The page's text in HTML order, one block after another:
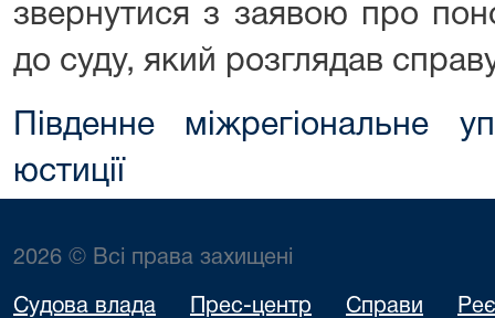
звернутися з заявою про
до суду, який розглядав
Південне міжрегіональне
юстиції
2026 © Всі права захищені
Судова влада Прес-центр Справи